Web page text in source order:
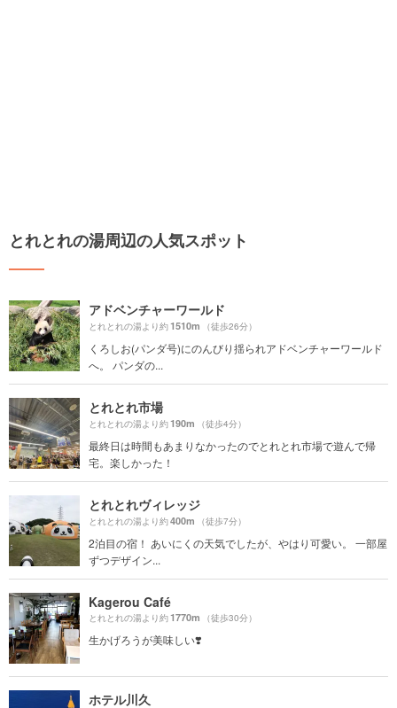
とれとれの湯周辺の人気スポット
アドベンチャーワールド
とれとれの湯より約1510m （徒歩26分）
くろしお(パンダ号)にのんびり揺られアドベンチャーワールド
へ。 パンダの...
とれとれ市場
とれとれの湯より約190m （徒歩4分）
最終日は時間もあまりなかったのでとれとれ市場で遊んで帰
宅。楽しかった！
とれとれヴィレッジ
とれとれの湯より約400m （徒歩7分）
2泊目の宿！ あいにくの天気でしたが、やはり可愛い。 一部屋
ずつデザイン...
Kagerou Café
とれとれの湯より約1770m （徒歩30分）
生かげろうが美味しい❣️
ホテル川久